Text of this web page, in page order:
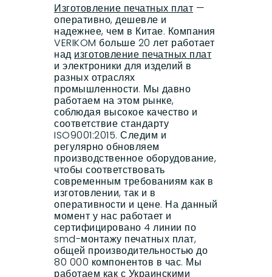
Изготовление печатных плат —
оперативно, дешевле и
надежнее, чем в Китае. Компания
VERIKOM больше 20 лет работает
над изготовление печатных плат
и электроники для изделий в
разных отраслях
промышленности. Мы давно
работаем на этом рынке,
соблюдая высокое качество и
соответствие стандарту
ISO9001:2015. Следим и
регулярно обновляем
производственное оборудование,
чтобы соответствовать
современным требованиям как в
изготовлении, так и в
оперативности и цене. На данный
момент у нас работает и
сертифицировано 4 линии по
smd-монтажу печатных плат,
общей производительностью до
80 000 компонентов в час. Мы
работаем как с Украинскими